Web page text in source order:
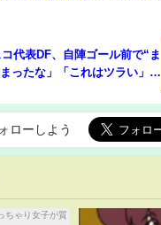
代表DF、自陣ゴール前で“ま
ったな」「これはツラい」相
ローしよう